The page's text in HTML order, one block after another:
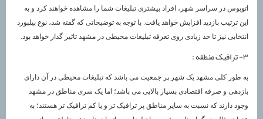
اتوبوس در سراسر شهر، افراد بیشتری تبلیغات شما را مشاهده خواهند کرد و به
این ترتیب بازدید افزایش خواهد یافت. با توجه به توضیحاتی که گفته شد، نوع بیلبورد
انتخابی نیز تا حد زیادی روی تعرفه تبلیغات محیطی در مشهد تاثیر گذار خواهد بود.
۳- ترافیک منطقه :
به طور کلی مشهد یک شهر پر جمعیت می باشد که تبلیغات محیطی در آن دارای
بازدهی و صرفه اقتصادی بسیار بالایی می باشد؛ اما یک سری مناطق در مشهد
وجود دارند که نسبت به سایر مناطق پر ترافیک تر و یا کم ترافیک تر هستند؛ به